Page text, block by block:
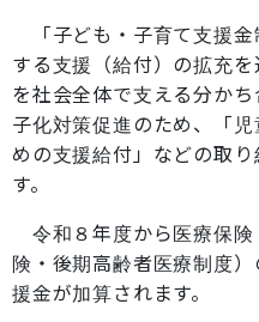
「子ども・子育て支援
する支援（給付）の拡充
を社会全体で支える分か
子化対策促進のため、「
めの支援給付」などの取
す。
令和８年度から医療保
険・後期高齢者医療制度
援金が加算されます。